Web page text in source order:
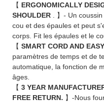
【 ERGONOMICALLY
SHOULDER
. 】- Un
cou et des épaules et peut
corps. Fit les épaules et le
【 SMART CORD AND
paramètres de temps et de
automatique, la fonction de
âges.
【 3 YEAR
FREE RETURN. 】-Nous